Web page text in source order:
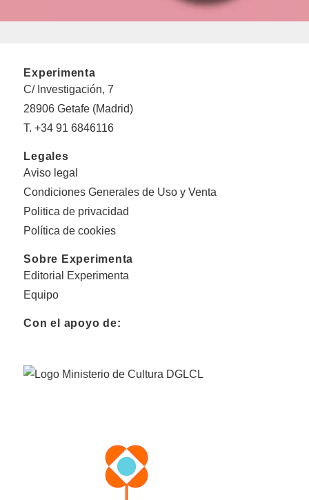
Experimenta
C/ Investigación, 7
28906 Getafe (Madrid)
T. +34 91 6846116
Legales
Aviso legal
Condiciones Generales de Uso y Venta
Politica de privacidad
Política de cookies
Sobre Experimenta
Editorial Experimenta
Equipo
Con el apoyo de: